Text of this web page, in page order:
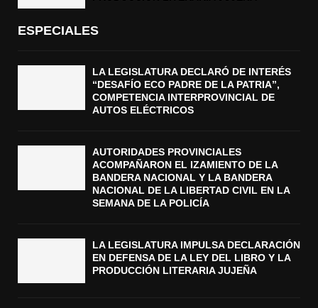
ESPECIALES
LA LEGISLATURA DECLARÓ DE INTERÉS
“DESAFÍO ECO PADRE DE LA PATRIA”,
COMPETENCIA INTERPROVINCIAL DE
AUTOS ELÉCTRICOS
AUTORIDADES PROVINCIALES
ACOMPAÑARON EL IZAMIENTO DE LA
BANDERA NACIONAL Y LA BANDERA
NACIONAL DE LA LIBERTAD CIVIL EN LA
SEMANA DE LA POLICÍA
LA LEGISLATURA IMPULSA DECLARACIÓN
EN DEFENSA DE LA LEY DEL LIBRO Y LA
PRODUCCIÓN LITERARIA JUJEÑA